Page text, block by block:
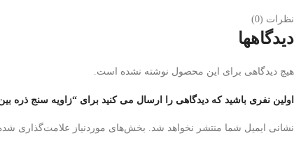
نظرات (0)
دیدگاهها
هیچ دیدگاهی برای این محصول نوشته نشده است.
اولین نفری باشید که دیدگاهی را ارسال می کنید برای “زاویه سنج ذره بین (یونیورسال)
نشانی ایمیل شما منتشر نخواهد شد. بخش‌های موردنیاز علامت‌گذاری